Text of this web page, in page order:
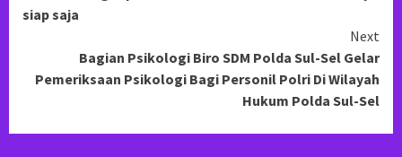
siap saja
Next
Bagian Psikologi Biro SDM Polda Sul-Sel Gelar
Pemeriksaan Psikologi Bagi Personil Polri Di Wilayah
Hukum Polda Sul-Sel